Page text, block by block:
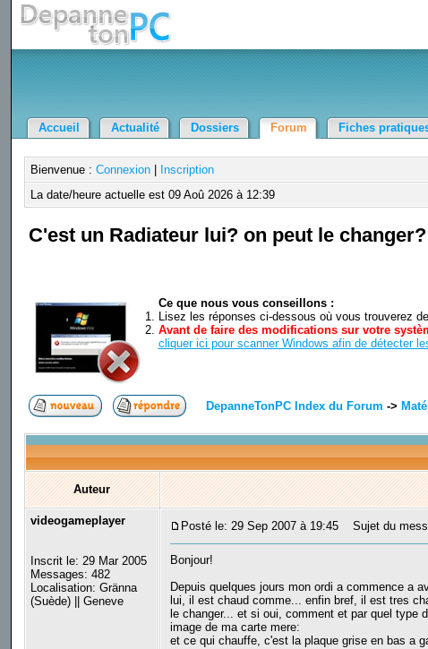
Accueil Actualité Dossiers Forum Fiches
Bienvenue : Connexion|
Inscription
La date/heure actuelle est 09 Aoû 2026 à 12:39
C'est un Radiateur lui? on peut le changer?
Ce que nous vous conseillons :
Lisez les réponses ci-dessous où vous trouverez
Avant de faire des modifications sur votre
cliquer ici pour scanner Windows afin de détecter
DepanneTonPC Index du Forum ->
Auteur
videogameplayer
Inscrit le: 29 Mar 2005
Messages: 482
Localisation: Gränna
(Suède) || Geneve
Posté le: 29 Sep 2007 à 19:45 Sujet du
Bonjour!
Depuis quelques jours mon ordi a commence a
lui, il est chaud comme... enfin bref, il est tres
le changer... et si oui, comment et par quel type
image de ma carte mere:
et ce qui chauffe, c'est la plaque grise en bas a